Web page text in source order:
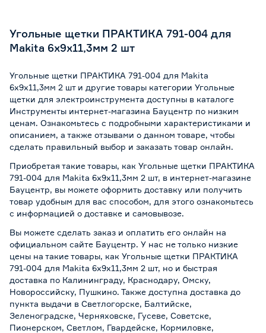
Для эксцентриковых шлифмашин Да
Для электроножниц по металлу Нет
Для штроборезов Нет
Для торцовочных пил Нет
Для отрезных пил Нет
Для воздуходувок Нет
ПРАКТИКА
Страна производства Китай
Вес брутто (кг) 0.05
Угольные щетки ПРАКТИКА 791-004 для
Makita 6x9x11,3мм 2 шт
Угольные щетки ПРАКТИКА 791-004 для Makita
6x9x11,3мм 2 шт и другие товары категории Угольные
щетки для электроинструмента доступны в каталоге
Инструменты интернет-магазина Бауцентр по низким
ценам. Ознакомьтесь с подробными характеристиками и
описанием, а также отзывами о данном товаре, чтобы
сделать правильный выбор и заказать товар онлайн.
Приобретая такие товары, как Угольные щетки ПРАКТИКА
791-004 для Makita 6x9x11,3мм 2 шт, в интернет-магазине
Бауцентр, вы можете оформить доставку или получить
товар удобным для вас способом, для этого ознакомьтесь
с информацией о доставке и самовывозе.
Вы можете сделать заказ и оплатить его онлайн на
официальном сайте Бауцентр. У нас не только низкие
цены на такие товары, как Угольные щетки ПРАКТИКА
791-004 для Makita 6x9x11,3мм 2 шт, но и быстрая
доставка по Калининграду, Краснодару, Омску,
Новороссийску, Пушкино. Также доступна доставка до
пункта выдачи в Светлогорске, Балтийске,
Зеленоградске, Черняховске, Гусеве, Советске,
Пионерском, Светлом, Гвардейске, Кормиловке,